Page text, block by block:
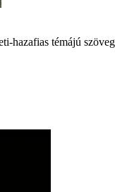
hazafias témájú